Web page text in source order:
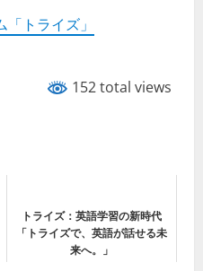
トライズ」
152 total views
トライズ：英語学習の新時代
「トライズで、英語が話せる未
来へ。」